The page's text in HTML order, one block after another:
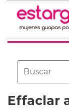
Effaclar